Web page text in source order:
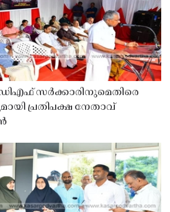
സർക്കാരിനുമെതിരെ
പ്രതിപക്ഷ നേതാവ്